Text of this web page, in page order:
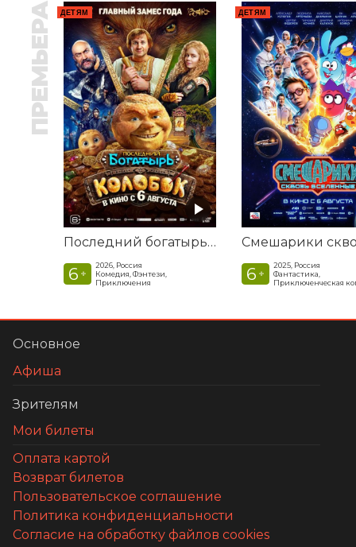
ПРЕМЬЕРА ДЕТЯМ
Последний богатырь. Колобок
6 +
2026, Россия
Комедия, Фэнтези,
Приключения
ДЕТЯМ
6 +
2025, Россия
Фантастика,
Приключенческая
Основное
Афиша
Зрителям
Мои билеты
Оплата картой
Возврат билетов
Пользовательское соглашение
Политика конфиденциальности
Согласие на обработку файлов cookies